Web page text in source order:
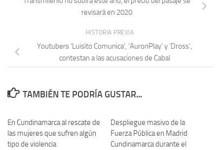
revisará en 2020
HISTORIA PREVIA
Youtubers ‘Luisito Comunica’, ‘AuronPlay’ y ‘Dross’,
contestan a las acusaciones de Cabal
TAMBIÉN TE PODRÍA GUSTAR...
En Cundinamarca al rescate de
las mujeres que sufren algún
tipo de violencia
Despliegue masivo de la
Fuerza Pública en Madrid
Cundinamarca durante el